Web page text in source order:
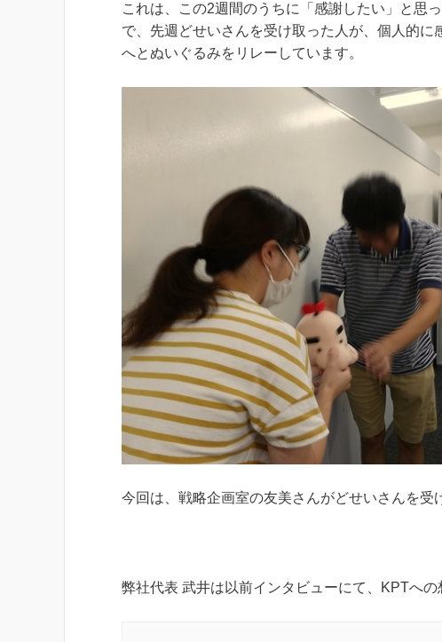
これは、この2週間のうちに「感謝したい」と思
で、先週どせいさんを受け取った人が、個人的
へとぬいぐるみをリレーしています。
今回は、戦略企画室の友美さんがどせいさんを受
弊社代表 武井は以前インタビューにて、KPTへの